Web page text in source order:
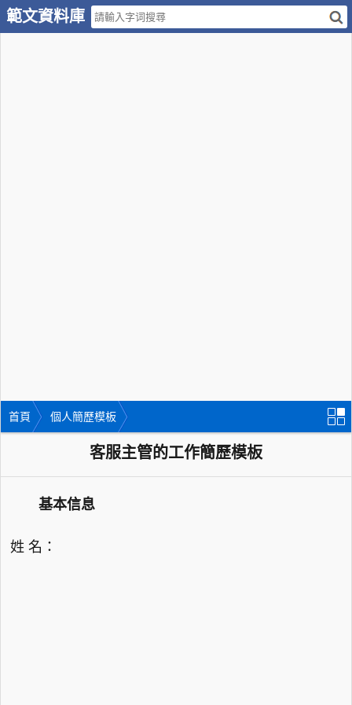
範文資料庫
首頁 個人簡歷模板
客服主管的工作簡歷模板
基本信息
姓 名：